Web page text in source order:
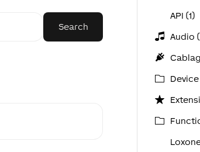
API (1)
Audio
Device